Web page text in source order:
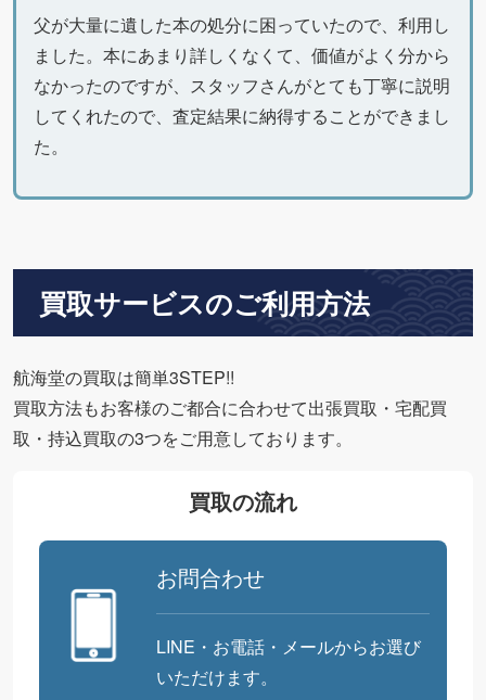
父が大量に遺した本の処分に困っていたので、利用し
ました。本にあまり詳しくなくて、価値がよく分から
なかったのですが、スタッフさんがとても丁寧に説明
してくれたので、査定結果に納得することができまし
た。
買取サービスのご利用方法
航海堂の買取は簡単3STEP!!
買取方法もお客様のご都合に合わせて出張買取・宅配買
取・持込買取の3つをご用意しております。
買取の流れ
お問合わせ
LINE・お電話・メールからお選び
いただけます。